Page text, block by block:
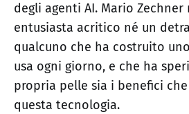
degli agenti AI. Mario Zechner
entusiasta acritico né un
qualcuno che ha costruito
usa ogni giorno, e che ha
propria pelle sia i benefici
questa tecnologia.